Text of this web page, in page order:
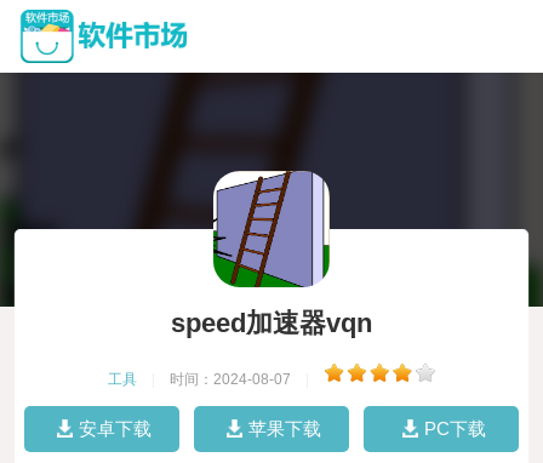
speed加速器vqn
工具 时间：2024-08-07
安卓下载 苹果下载 PC下载